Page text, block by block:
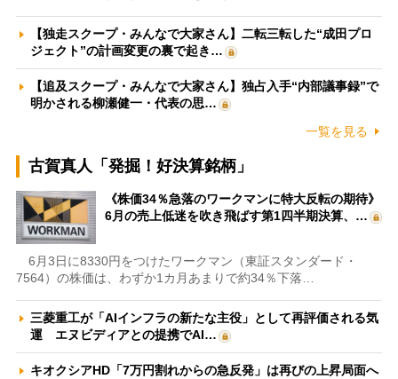
【独走スクープ・みんなで大家さん】二転三転した“成田プロ
ジェクト”の計画変更の裏で起き…
【追及スクープ・みんなで大家さん】独占入手“内部議事録”で
明かされる柳瀬健一・代表の思…
一覧を見る
古賀真人「発掘！好決算銘柄」
《株価34％急落のワークマンに特大反転の期待》
6月の売上低迷を吹き飛ばす第1四半期決算、…
6月3日に8330円をつけたワークマン（東証スタンダード・
7564）の株価は、わずか1カ月あまりで約34％下落…
三菱重工が「AIインフラの新たな主役」として再評価される気
運 エヌビディアとの提携でAI…
キオクシアHD「7万円割れからの急反発」は再びの上昇局面へ